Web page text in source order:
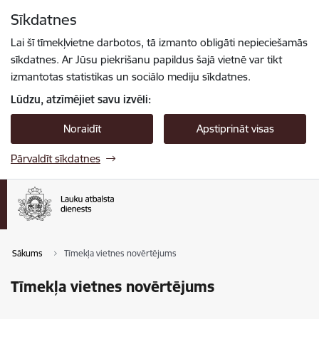
Sīkdatnes
Lai šī tīmekļvietne darbotos, tā izmanto obligāti nepieciešamās
sīkdatnes. Ar Jūsu piekrišanu papildus šajā vietnē var tikt
izmantotas statistikas un sociālo mediju sīkdatnes.
Lūdzu, atzīmējiet savu izvēli:
Noraidīt Apstiprināt visas
Pārvaldīt sīkdatnes
Sākums Tīmekļa vietnes novērtējums
Tīmekļa vietnes novērtējums